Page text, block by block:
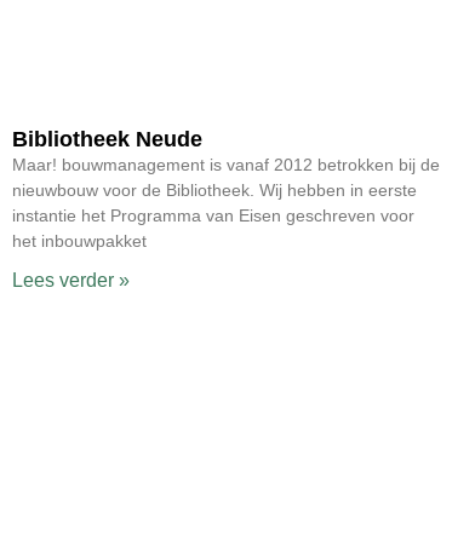
Bibliotheek Neude
Maar! bouwmanagement is vanaf 2012 betrokken bij de
nieuwbouw voor de Bibliotheek. Wij hebben in eerste
instantie het Programma van Eisen geschreven voor
het inbouwpakket
Lees verder »